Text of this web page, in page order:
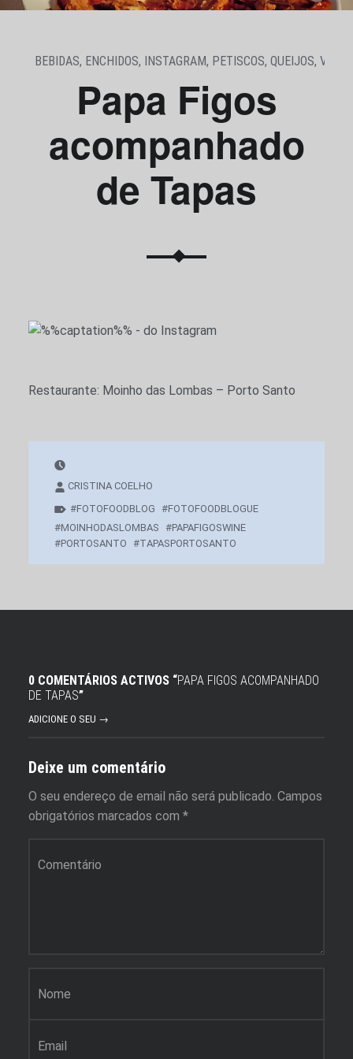
Papa Figos
acompanhado
de Tapas
BEBIDAS, ENCHIDOS, INSTAGRAM, PETISCOS, QUEIJOS,
Restaurante: Moinho das Lombas – Porto Santo
CRISTINA COELHO
FOTOFOODBLOG
FOTOFOODBLOGUE
MOINHODASLOMBAS
PAPAFIGOSWINE
PORTOSANTO
TAPASPORTOSANTO
0 COMENTÁRIOS ACTIVOS “PAPA FIGOS ACOMPANHADO
DE TAPAS”
ADICIONE O SEU →
Deixe um comentário
O seu endereço de email não será publicado. Campos
obrigatórios marcados com *